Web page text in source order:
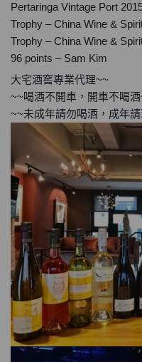
Pertaringa Vintage Port
Trophy – China Wine &
Trophy – China Wine &
96 points – Sam Kim
大宅酒窖專業代理~~
~~喝酒不開車，開車不喝
~~未成年請勿喝酒，成年